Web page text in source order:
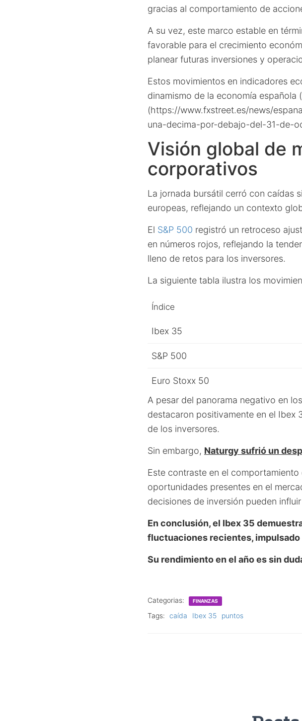
gracias al comportamiento de
A su vez, este marco estable en
favorable para el crecimiento
planear futuras inversiones y
Estos movimientos en indicadores
dinamismo de la economía
(https://www.fxstreet.es/news/
una-decima-por-debajo-del-31-de-
Visión global de
corporativos
La jornada bursátil cerró con caídas
europeas, reflejando un contexto
El S&P 500 registró un retroceso
en números rojos, reflejando la
lleno de retos para los inversores.
La siguiente tabla ilustra los
Índice
Ibex 35
S&P 500
Euro Stoxx 50
A pesar del panorama negativo en
destacaron positivamente en el Ibex
de los inversores.
Sin embargo, Naturgy sufrió un
Este contraste en el
oportunidades presentes en el
decisiones de inversión pueden
En conclusión, el Ibex 35
fluctuaciones recientes,
Su rendimiento en el año es sin
Categorias: FINANZAS
Tags: caída Ibex 35 puntos